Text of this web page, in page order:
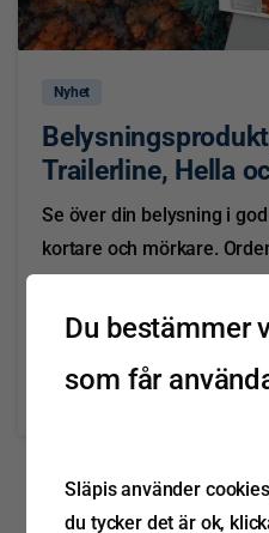
Nyhet
Trailerline, Hella
Se över din belysning i
kortare och mörkare.
den kommande säsongen
Släpis erbjuder belysning
Du bestämmer
som får
Släpis använder
du tycker det är ok,